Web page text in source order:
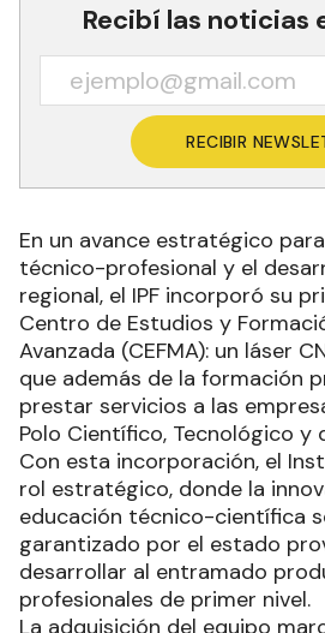
Recibí las noticias
RECIBIR
En un avance estratégico
técnico-profesional y el
regional, el IPF incorporó su
Centro de Estudios y
Avanzada (CEFMA): un láser
que además de la formación
prestar servicios a las
Polo Científico, Tecnológico y
Con esta incorporación, el
rol estratégico, donde la
educación técnico-científica
garantizado por el estado
desarrollar al entramado
profesionales de primer nivel.
La adquisición del equipo